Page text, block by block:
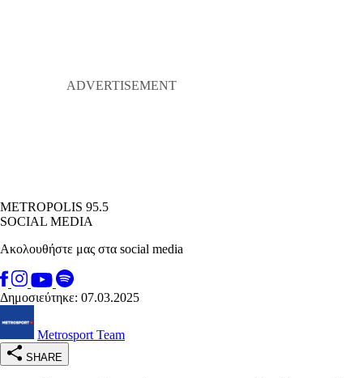
METROPOLIS 95.5
SOCIAL MEDIA
Ακολουθήστε μας στα social media
Δημοσιεύτηκε: 07.03.2025
Metrosport Team
SHARE